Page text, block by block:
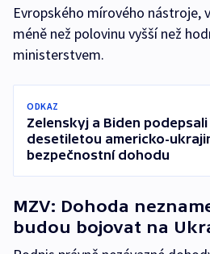
Evropského mírového nástroje,
méně než polovinu vyšší než
ministerstvem.
ODKAZ
Zelenskyj a Biden podepsali
desetiletou americko-
bezpečnostní dohodu
MZV: Dohoda
budou bojovat na